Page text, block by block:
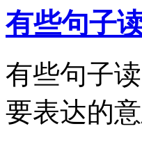
有些句子
有些句子
要表达的意